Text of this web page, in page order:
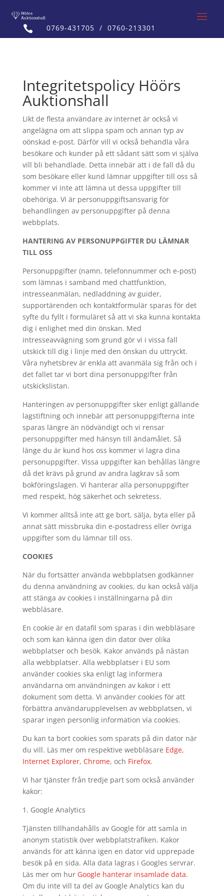
 0769-431705 / 0760-213301
Integritetspolicy Höörs
Auktionshall
Likt de flesta användare av internet är också vi
angelägna om att slippa spam och annan typ av
oönskad e-post. Därför vill vi också behandla våra
besökare och kunder på ett sådant sätt som vi själva
vill bli behandlade. Detta innebär att i de fall då du
som besökare eller kund lämnar uppgifter till oss så
kommer vi inte att lämna ut dessa uppgifter till
obehöriga. Vi är personuppgiftsansvarig för
behandlingen av personuppgifter på denna
webbplats.
HANTERING AV PERSONUPPGIFTER DU LÄMNAR
TILL OSS
Personuppgifter (namn, telefonnummer och e-post)
som lämnas i samband med chattfunktion,
intresseanmälan, nedladdning av guider,
supportärenden och kontaktformulär sparas för det
syfte du fyllt i formuläret så att vi ska kunna kontakta
dig i enlighet med din önskan. Med
intresseavvägning som grund gör vi i vissa fall
utskick till dig i linje med den önskan du uttryckt.
Våra nyhetsbrev är enkla att avanmäla sig från och i
det fallet tar vi bort dina personuppgifter från
utskickslistan.
Hanteringen av personuppgifter sker enligt gällande
lagstiftning och innebär att personuppgifterna inte
sparas längre än nödvändigt och vi rensar
personuppgifter med hänsyn till ändamålet. Så
länge du är kund hos oss kommer vi lagra dina
personuppgifter. Vissa uppgifter kan behållas längre
då det krävs på grund av andra lagkrav så som
bokföringslagen. Vi hanterar alla personuppgifter
med respekt, hög säkerhet och sekretess.
Vi kommer alltså inte att ge bort, sälja, byta eller på
annat sätt missbruka din e-postadress eller övriga
uppgifter som du lämnar till oss.
COOKIES
När du fortsätter använda webbplatsen godkänner
du denna användning av cookies, du kan också välja
att stänga av cookies i inställningarna på din
webbläsare.
En cookie är en datafil som sparas i din webbläsare
och som kan känna igen din dator över olika
webbplatser och besök. Kakor används på nästan
alla webbplatser. Alla webbplatser i EU som
använder cookies ska enligt lag informera
användarna om användningen av kakor i ett
dokument som detta. Vi använder cookies för att
förbättra användarupplevelsen av webbplatsen, vi
sparar ingen personlig information via cookies.
Du kan ta bort cookies som sparats på din dator när
du vill. Läs mer om respektive webbläsare Edge,
Internet Explorer, Chrome, och Firefox.
Vi har tjänster från tredje part som också använder
kakor:
1. Google Analytics
Tjänsten tillhandahålls av Google för att samla in
anonym statistik över webbplatstrafiken. Kakor
används för att känna igen en dator vid upprepade
besök på en sida. Alla data lagras i Googles servrar.
Läs mer om hur Google hanterar insamlade data.
Om du inte vill ta del av Google Analytics kan du